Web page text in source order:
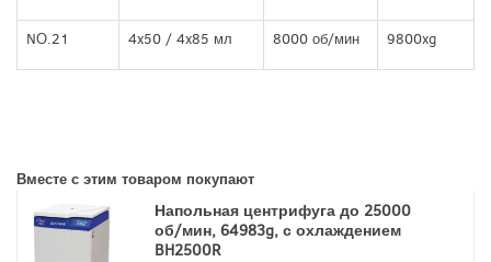
NО.21 4x50 / 4x85 мл 8000 об/мин 9800xg
Вместе с этим товаром покупают
Напольная центрифуга до 25000
об/мин, 64983g, с охлаждением
BH2500R